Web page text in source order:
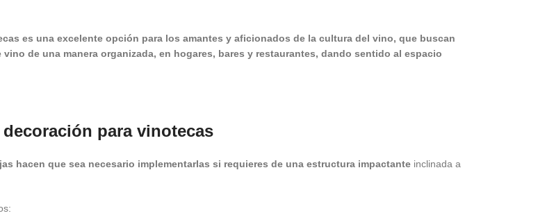
es una excelente opción para los amantes y aficionados de la cultura del vino, que buscan
de una manera organizada, en hogares, bares y restaurantes, dando sentido al espacio
para vinotecas
hacen que sea necesario implementarlas si requieres de una estructura impactante inclinada a